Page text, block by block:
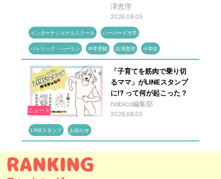
澤恵理
2026.08.05
インターナショナルスクール ハーバード大学
パトリック・ハーラン 中学受験 吉澤恵理 小学生
ニュース
「子育てを筋肉で乗り切
るママ」がLINEスタンプ
に!? って何が起こった？
nobico編集部
2026.08.05
LINEスタンプ お知らせ